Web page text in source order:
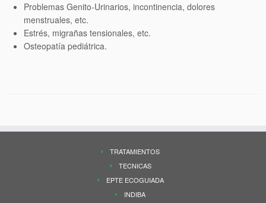
Problemas Genito-Urinarios, incontinencia, dolores
menstruales, etc.
Estrés, migrañas tensionales, etc.
Osteopatía pediátrica.
TRATAMIENTOS
TECNICAS
EPTE ECOGUIADA
INDIBA